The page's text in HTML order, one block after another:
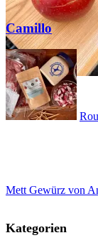
Camillo
Mett Gewürz von
Kategorien